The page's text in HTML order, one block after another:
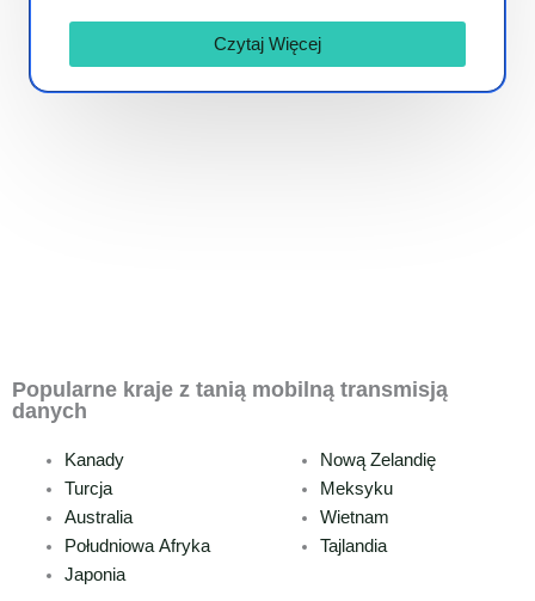
Czytaj Więcej
Popularne kraje z tanią mobilną transmisją
danych
Kanady
Turcja
Australia
Południowa Afryka
Japonia
Nową Zelandię
Meksyku
Wietnam
Tajlandia